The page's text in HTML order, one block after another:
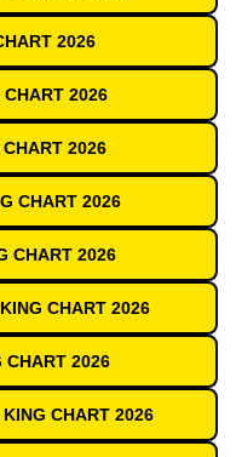
2026
2026
2026
CHART 2026
CHART 2026
CHART 2026
CHART 2026
KING CHART 2026